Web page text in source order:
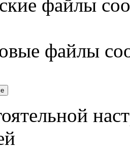
файлы
файлы